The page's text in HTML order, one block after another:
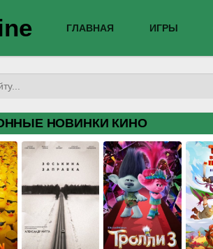
ГЛАВНАЯ ИГРЫ
НОВИНКИ КИНО